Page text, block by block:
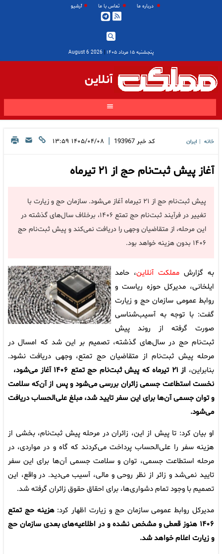
درباره ما تماس با ما آرشیو
پنجشنبه ۱۵ مرداد ۱۴۰۵ |
2026 August 6
آنلاین
خانه ایران کد خبر 193967
| ۱۴۰۵/۰۴/۰۸ ۱۳:۵۹
آغاز پیش‌ ثبت‌نام حج از ۲۱ تیرماه
پیش‌ ثبت‌نام حج از ۲۱ تیرماه آغاز می‌شود. سازمان حج و زیارت با
تغییر در فرآیند ثبت‌نام حج تمتع ۱۴۰۶، برخلاف سال‌های گذشته در
این مرحله، از متقاضیان وجهی را دریافت نمی‌کند و پیش‌ ثبت‌نام حج
۱۴۰۶ بدون هزینه خواهد بود.
به گزارش مملکت آنلاین، حامد
ایلخانی، مدیرکل حوزه ریاست و
روابط عمومی سازمان حج و زیارت
گفت: با توجه به آسیب‌شناسی
صورت گرفته از روند پیش
ثبت‌نام حج در سال‌های گذشته، تصمیم بر این شد که امسال در
مرحله پیش ثبت‌نام از متقاضیان حج تمتع، وجهی دریافت نشود.
بنابراین،
از ۲۱ تیرماه که پیش ثبت‌نام حج تمتع ۱۴۰۶ آغاز می‌شود،
نخست استطاعت جسمی زائران بررسی می‌شود و پس از آن‌که سلامت
و توان جسمی آن‌ها برای این سفر تایید شد، مبلغ علی‌الحساب دریافت
می‌شود.
او بیان کرد: تا پیش از این، زائران در مرحله پیش ثبت‌نام، بخشی از
هزینه سفر را علی‌الحساب پرداخت می‌کردند که گاه و در مواردی، در
مرحله استطاعت جسمی، توان و سلامت جسمی آن‌ها برای این سفر
تایید نمی‌شد و زائر از نظر روحی و مالی، آسیب می‌دید. در واقع، این
تصمیم با وجود تمام دشواری‌ها، برای احقاق حقوق زائران گرفته شد.
مدیرکل روابط عمومی سازمان حج و زیارت اظهار کرد:هزینه حج تمتع
۱۴۰۶ هنوز قعطی و مشخص نشده و در اطلاعیه‌های بعدی سازمان حج
و زیارت اعلام خواهد شد.